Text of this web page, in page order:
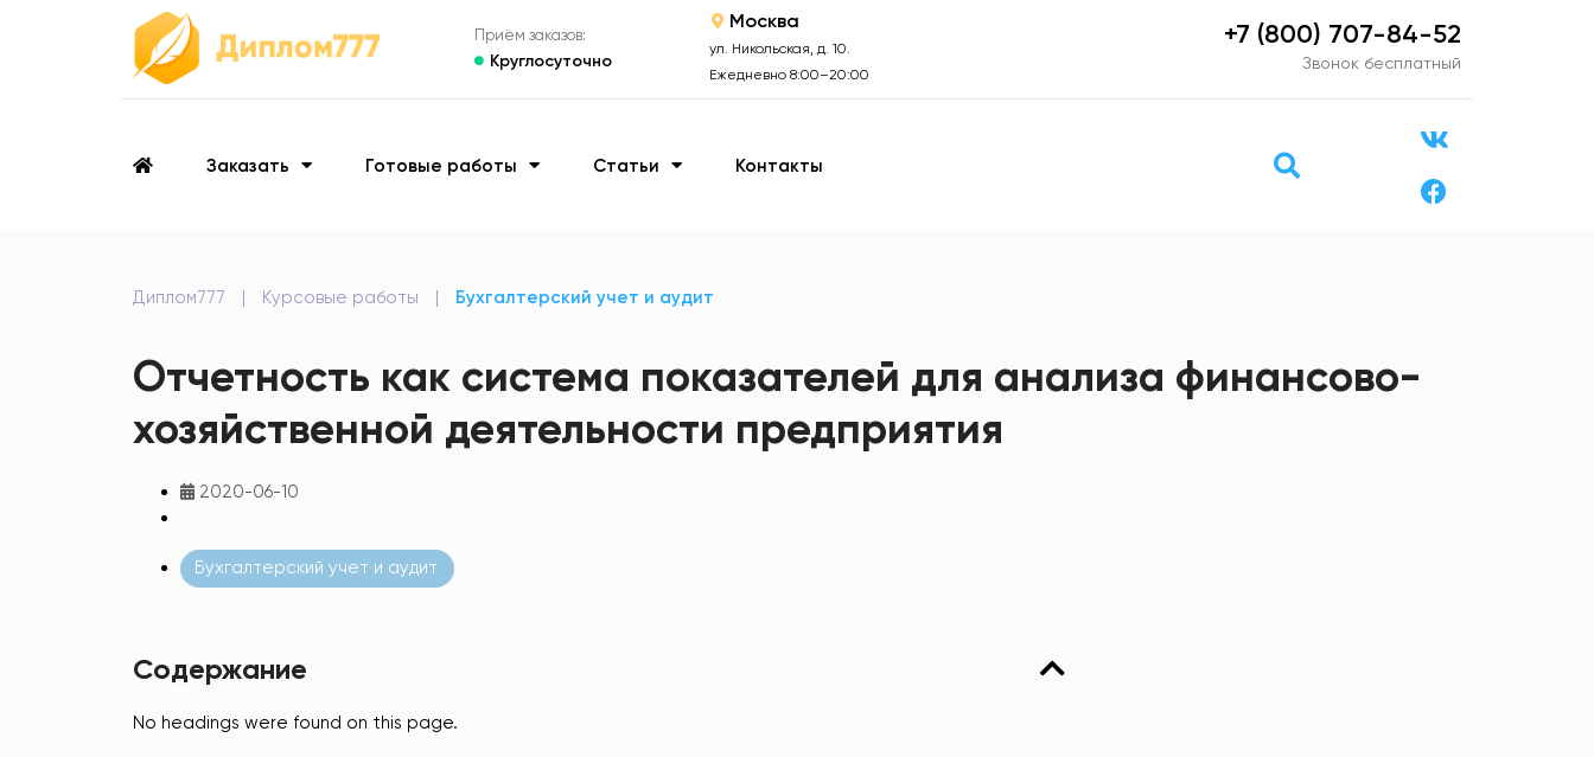
Приём заказов:
Круглосуточно
Москва
ул. Никольская, д. 10.
Ежедневно 8:00–20:00
+7 (800) 707-84-52
Звонок бесплатный
Заказать Готовые работы Статьи Контакты
Диплом777 | Курсовые работы | Бухгалтерский учет и аудит
Отчетность как система показателей для анализа финансово-
хозяйственной деятельности предприятия
2020-06-10
Бухгалтерский учет и аудит
Содержание
No headings were found on this page.